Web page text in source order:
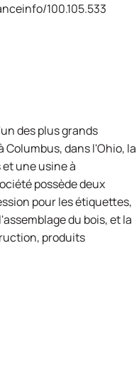
100.105.533
des plus grands
dans l'Ohio, la
une usine à
possède deux
pour les étiquettes,
du bois, et la
produits